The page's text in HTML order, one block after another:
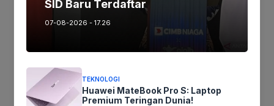
Spesifikasi Detail
6,95 inci IPS LCD, Full HD+
Refresh Rate 90 Hz
SID Baru Terdaftar
07-08-2026 - 17.26
TEKNOLOGI
Huawei MateBook Pro S: Laptop
Premium Teringan Dunia!